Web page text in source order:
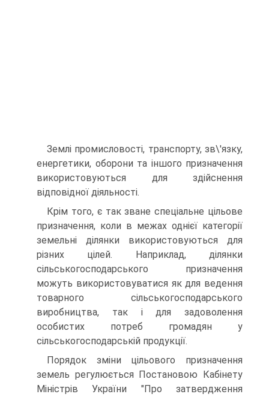
Землі промисловості, транспорту, зв\'язку,
енергетики, оборони та іншого призначення
використовуються для здійснення
відповідної діяльності.
Крім того, є так зване спеціальне цільове
призначення, коли в межах однієї категорії
земельні ділянки використовуються для
різних цілей. Наприклад, ділянки
сільськогосподарського призначення
можуть використовуватися як для ведення
товарного сільськогосподарського
виробництва, так і для задоволення
особистих потреб громадян у
сільськогосподарській продукції.
Порядок зміни цільового призначення
земель регулюється Постановою Кабінету
Міністрів України "Про затвердження